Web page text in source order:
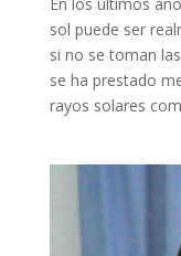
En los últimos
sol puede ser
si no se toman
se ha prestado
rayos solares